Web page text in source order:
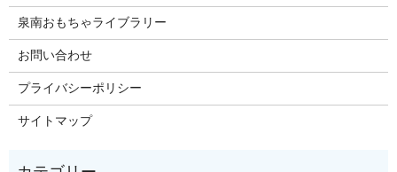
泉南おもちゃライブラリー
お問い合わせ
プライバシーポリシー
サイトマップ